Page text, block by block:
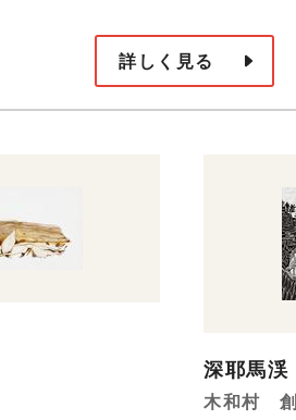
詳しく見る
深耶馬渓
木和村